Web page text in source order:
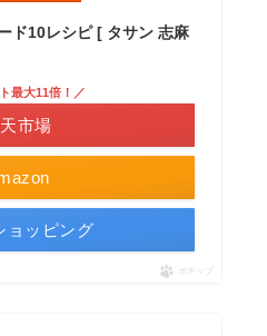
ド10レシピ [ タサン 志麻
最大11倍！／
市場
ョッピング
ポチップ